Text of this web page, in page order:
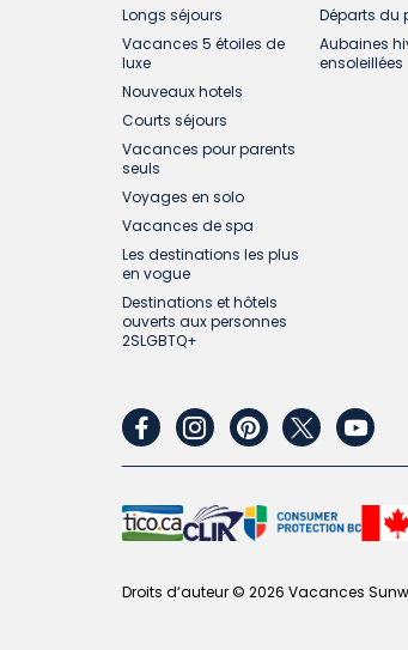
Longs séjours
Vacances 5 étoiles de
luxe
Nouveaux hotels
Courts séjours
Vacances pour parents
seuls
Voyages en solo
Vacances de spa
Les destinations les plus
en vogue
Destinations et hôtels
ouverts aux personnes
2SLGBTQ+
Départs du
Aubaines
ensoleillées
facebookinstagram
pinterest
twitter
Droits d‘auteur © 2026 Vacances